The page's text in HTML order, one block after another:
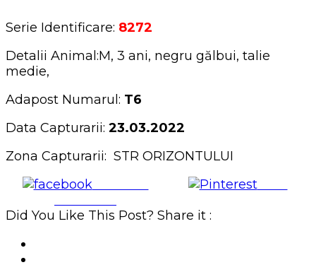
Serie Identificare: 8272
Detalii Animal:M, 3 ani, negru gălbui, talie
medie,
Adapost Numarul: T6
Data Capturarii: 23.03.2022
Zona Capturarii: STR ORIZONTULUI
Share on
Save
Did You Like This Post? Share it :